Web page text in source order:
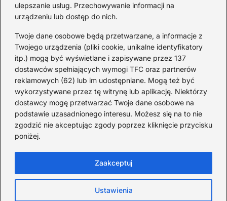
ulepszanie usług. Przechowywanie informacji na
urządzeniu lub dostęp do nich.
Twoje dane osobowe będą przetwarzane, a informacje z
Twojego urządzenia (pliki cookie, unikalne identyfikatory
itp.) mogą być wyświetlane i zapisywane przez 137
dostawców spełniających wymogi TFC oraz partnerów
reklamowych (62) lub im udostępniane. Mogą też być
wykorzystywane przez tę witrynę lub aplikację. Niektórzy
dostawcy mogę przetwarzać Twoje dane osobowe na
podstawie uzasadnionego interesu. Możesz się na to nie
zgodzić nie akceptując zgody poprzez kliknięcie przycisku
poniżej.
Ustawienia
Zaakceptuj
Redakcja
JazzJuniors.pl to miejsce dla rodziców, nauczycieli,
animatorów i wszystkich, którzy wierzą, że muzyka to coś
więcej niż dźwięki – to emocje, relacje i wspomnienia.
Szukasz inspiracji do rodzinnego śpiewania?
Redakcja: Monika Zawadzka
Piłsudskiego 211AD, 14-714 Kielce
733 311 7511
O Jazz Juniors
Prywatność